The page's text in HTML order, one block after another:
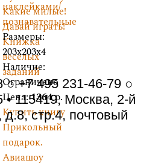
Какие милые!
Давай играть!
Книжка
веселых
заданий
наклейками/
познавательные
Размеры:
203x203x4
Наличие:
Ограничено
Цена:1364р.
Купить книгу
Прикольный
подарок.
Авиашоу
○ +7 495 231-46-79 ○
• 115419, Москва, 2-й
стр.4, почтовый